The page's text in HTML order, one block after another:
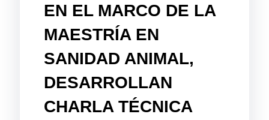
EN EL MARCO DE LA
MAESTRÍA EN
SANIDAD ANIMAL,
DESARROLLAN
CHARLA TÉCNICA